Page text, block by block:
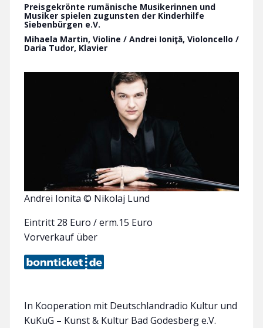
Preisgekrönte rumänische Musikerinnen und
Musiker spielen zugunsten der Kinderhilfe
Siebenbürgen e.V.
Mihaela Martin, Violine / Andrei Ioniţă, Violoncello /
Daria Tudor, Klavier
Andrei Ionita © Nikolaj Lund
Eintritt 28 Euro / erm.15 Euro
Vorverkauf über
In Kooperation mit Deutschlandradio Kultur und
KuKuG – Kunst & Kultur Bad Godesberg e.V.